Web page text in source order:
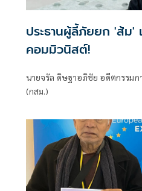
ประธานผู้ลี้ภัยยก 'ส้ม'
คอมมิวนิสต์!
นายจรัล ดิษฐาอภิชัย อดีตกรรม
(กสม.)